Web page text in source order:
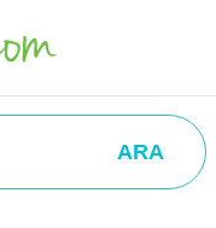
ARA